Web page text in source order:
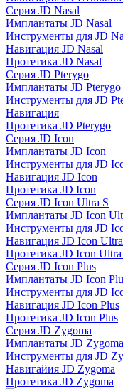
Серия JD Nasal
Имплантаты JD Nasal
Инструменты для JD
Навигация JD Nasal
Протетика JD Nasal
Серия JD Pterygo
Имплантаты JD Pterygo
Инструменты для JD
Навигация
Протетика JD Pterygo
Серия JD Icon
Имплантаты JD Icon
Инструменты для JD
Навигация JD Icon
Протетика JD Icon
Серия JD Icon Ultra S
Имплантаты JD Icon
Инструменты для JD
Навигация JD Icon
Протетика JD Icon Ultra
Серия JD Icon Plus
Имплантаты JD Icon
Инструменты для JD
Навигация JD Icon Plus
Протетика JD Icon Plus
Серия JD Zygoma
Имплантаты JD Zygoma
Инструменты для JD
Навигайия JD Zygoma
Протетика JD Zygoma